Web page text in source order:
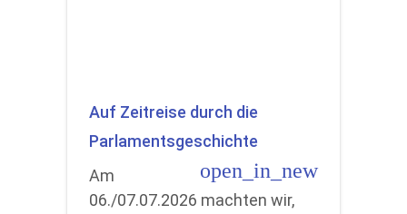
Auf Zeitreise durch die
Parlamentsgeschichte
open_in_new
Am
06./07.07.2026 machten wir,